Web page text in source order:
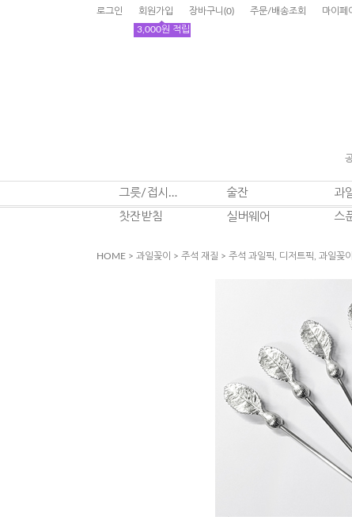
로그인
회원가입
3,000원 적립
장바구니 (0) 주문/배송조회 마이페
그릇/접시/잔 술잔 과
찻잔받침
실버웨어 스
HOME > 과일꽂이 > 주석 재질 > 주석 과일픽, 디저트픽, 과일꽂